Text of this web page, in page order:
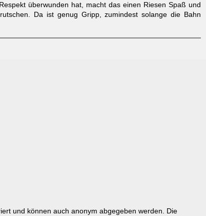
überwunden hat, macht das einen Riesen Spaß und
Da ist genug Gripp, zumindest solange die Bahn
und können auch anonym abgegeben werden. Die